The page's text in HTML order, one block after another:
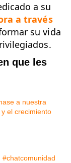
a su
a través
su vida
que les
#chatcomunidad